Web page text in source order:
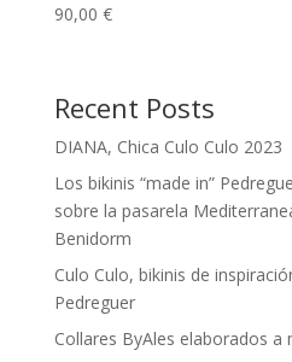
Valorado con
5.00
90,00 €
Recent Posts
DIANA, Chica Culo Culo 2023
Los bikinis “made in”
sobre la pasarela
Benidorm
Culo Culo, bikinis de
Pedreguer
Collares ByAles elaborados a